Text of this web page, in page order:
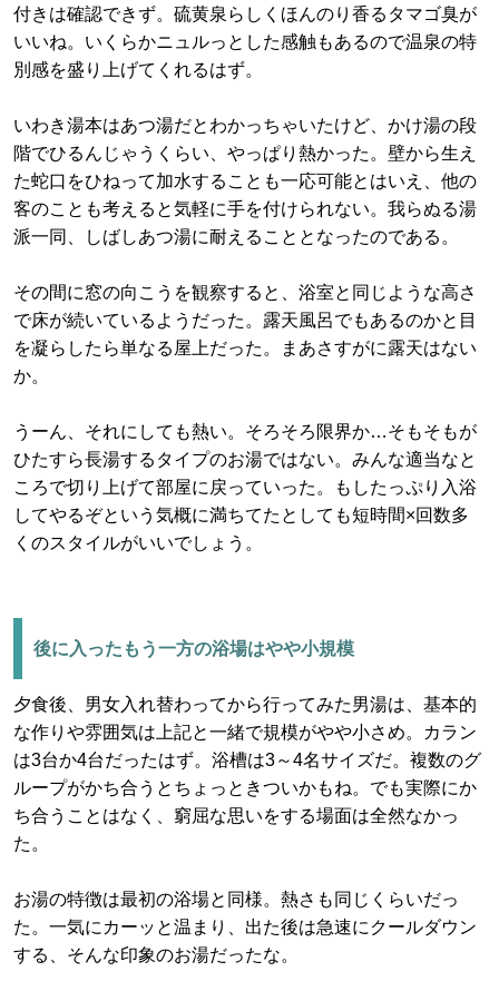
付きは確認できず。硫黄泉らしくほんのり香るタマゴ臭が
いいね。いくらかニュルっとした感触もあるので温泉の特
別感を盛り上げてくれるはず。
いわき湯本はあつ湯だとわかっちゃいたけど、かけ湯の段
階でひるんじゃうくらい、やっぱり熱かった。壁から生え
た蛇口をひねって加水することも一応可能とはいえ、他の
客のことも考えると気軽に手を付けられない。我らぬる湯
派一同、しばしあつ湯に耐えることとなったのである。
その間に窓の向こうを観察すると、浴室と同じような高さ
で床が続いているようだった。露天風呂でもあるのかと目
を凝らしたら単なる屋上だった。まあさすがに露天はない
か。
うーん、それにしても熱い。そろそろ限界か…そもそもが
ひたすら長湯するタイプのお湯ではない。みんな適当なと
ころで切り上げて部屋に戻っていった。もしたっぷり入浴
してやるぞという気概に満ちてたとしても短時間×回数多
くのスタイルがいいでしょう。
後に入ったもう一方の浴場はやや小規模
夕食後、男女入れ替わってから行ってみた男湯は、基本的
な作りや雰囲気は上記と一緒で規模がやや小さめ。カラン
は3台か4台だったはず。浴槽は3～4名サイズだ。複数のグ
ループがかち合うとちょっときついかもね。でも実際にか
ち合うことはなく、窮屈な思いをする場面は全然なかっ
た。
お湯の特徴は最初の浴場と同様。熱さも同じくらいだっ
た。一気にカーッと温まり、出た後は急速にクールダウン
する、そんな印象のお湯だったな。